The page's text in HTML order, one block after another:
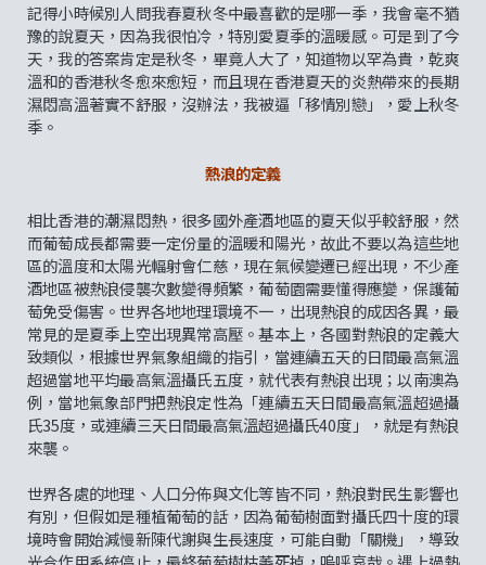
記得小時候別人問我春夏秋冬中最喜歡的是哪一季，我會毫不猶
豫的說夏天，因為我很怕冷，特別愛夏季的溫暖感。可是到了今
天，我的答案肯定是秋冬，畢竟人大了，知道物以罕為貴，乾爽
溫和的香港秋冬愈來愈短，而且現在香港夏天的炎熱帶來的長期
濕悶高溫著實不舒服，沒辦法，我被逼「移情別戀」，愛上秋冬
季。
熱浪的定義
相比香港的潮濕悶熱，很多國外產酒地區的夏天似乎較舒服，然
而葡萄成長都需要一定份量的溫暖和陽光，故此不要以為這些地
區的溫度和太陽光輻射會仁慈，現在氣候變遷已經出現，不少產
酒地區被熱浪侵襲次數變得頻繁，葡萄園需要懂得應變，保護葡
萄免受傷害。世界各地地理環境不一，出現熱浪的成因各異，最
常見的是夏季上空出現異常高壓。基本上，各國對熱浪的定義大
致類似，根據世界氣象組織的指引，當連續五天的日間最高氣溫
超過當地平均最高氣溫攝氏五度，就代表有熱浪出現；以南澳為
例，當地氣象部門把熱浪定性為「連續五天日間最高氣溫超過攝
氏35度，或連續三天日間最高氣溫超過攝氏40度」，就是有熱浪
來襲。
世界各處的地理、人口分佈與文化等皆不同，熱浪對民生影響也
有別，但假如是種植葡萄的話，因為葡萄樹面對攝氏四十度的環
境時會開始減慢新陳代謝與生長速度，可能自動「關機」，導致